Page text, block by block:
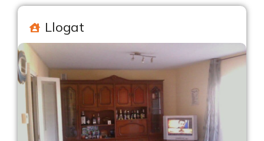
Llogat